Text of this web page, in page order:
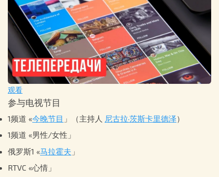
观看
参与电视节目
1频道 «今晚节目 」（主持人 尼古拉·茨斯卡里德泽）
1频道 «男性/女性」
俄罗斯1 «马拉霍夫 」
RTVC «心情」